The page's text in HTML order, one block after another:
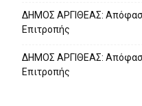
ΔΗΜΟΣ ΑΡΓΙΘΕΑΣ:
Επιτροπής
ΔΗΜΟΣ ΑΡΓΙΘΕΑΣ:
Επιτροπής